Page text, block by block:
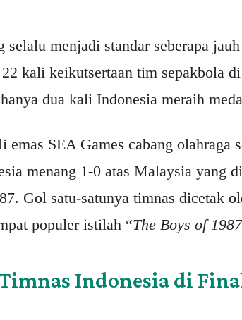
selalu menjadi standar seberapa jauh
kali keikutsertaan tim sepakbola
dua kali Indonesia meraih
SEA Games cabang olahraga
menang 1-0 atas Malaysia yang
Gol satu-satunya timnas dicetak
populer istilah “The Boys of 1987
Indonesia di